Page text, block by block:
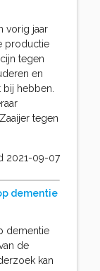
vorig jaar
productie
tegen
en
hebben.
tegen
2021-09-07
dementie
dementie
de
kan